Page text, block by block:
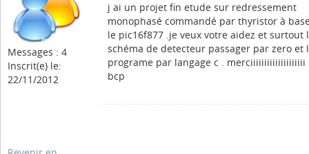
Messages : 4
Inscrit(e) le:
22/11/2012
j ai un projet fin etude sur redressement
monophasé commandé par thyristor à
le pic16f877 .je veux votre aidez et surtout
schéma de detecteur passager par zero et
programe par langage c . merciiiiiiiiiiiiiiiiiiii
bcp